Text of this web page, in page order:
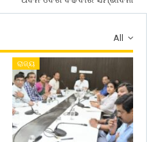
All
ରାଜ୍ୟ